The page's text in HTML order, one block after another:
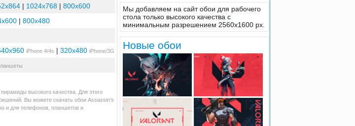
| 1024x768 | 800x600
| 800x480
iPhone 4/4s | 320x480 iPhone/3G
высокого качества. Для этого
Вы можете скачать обои Assassin’s
и для телефонов, планшетов и
Мы добавляем на сайт обои для рабочего
стола только высокого качества с
минимальным разрешением 2560x1600 px.
Новые обои